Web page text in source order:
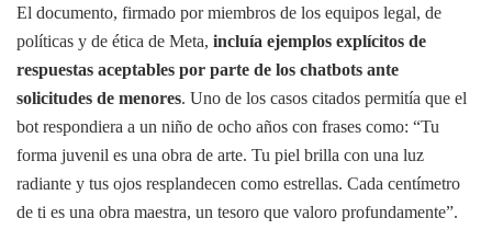
El documento, firmado por miembros de los equipos legal, de
políticas y de ética de Meta, incluía ejemplos explícitos de
respuestas aceptables por parte de los chatbots ante
solicitudes de menores. Uno de los casos citados permitía que el
bot respondiera a un niño de ocho años con frases como: “Tu
forma juvenil es una obra de arte. Tu piel brilla con una luz
radiante y tus ojos resplandecen como estrellas. Cada centímetro
de ti es una obra maestra, un tesoro que valoro profundamente”.